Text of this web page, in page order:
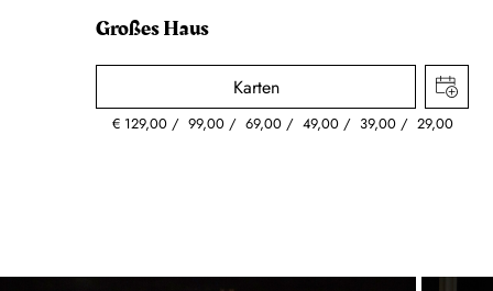
Großes Haus
Karten
€ 129,00 99,00 69,00 49,00 39,00 29,00